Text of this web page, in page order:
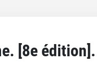
[8e édition].